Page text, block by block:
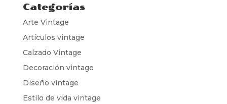
Categorías
Arte Vintage
Artículos vintage
Calzado Vintage
Decoración vintage
Diseño vintage
Estilo de vida vintage